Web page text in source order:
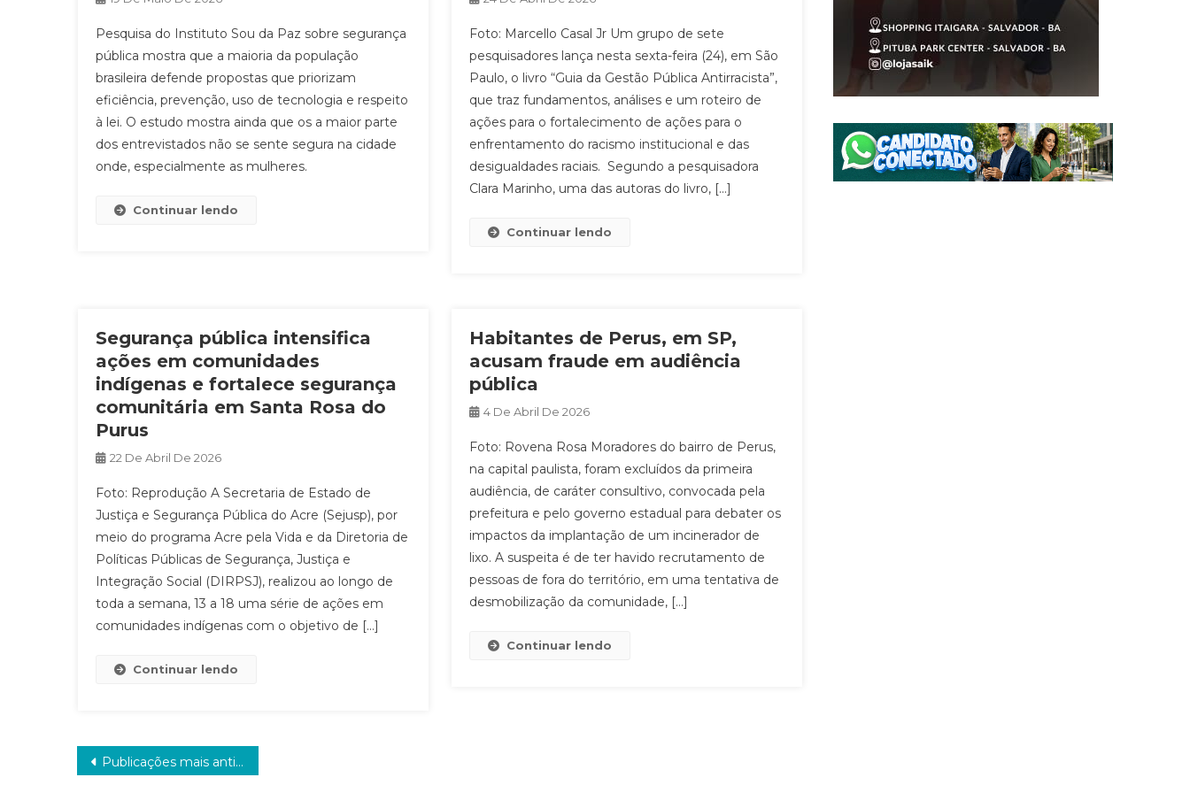
Pesquisa do Instituto Sou da Paz sobre segurança
pública mostra que a maioria da população
brasileira defende propostas que priorizam
eficiência, prevenção, uso de tecnologia e respeito
à lei. O estudo mostra ainda que os a maior parte
dos entrevistados não se sente segura na cidade
onde, especialmente as mulheres.
Continuar lendo
Foto: Marcello Casal Jr Um grupo de sete
pesquisadores lança nesta sexta-feira (24), em São
Paulo, o livro “Guia da Gestão Pública Antirracista”,
que traz fundamentos, análises e um roteiro de
ações para o fortalecimento de ações para o
enfrentamento do racismo institucional e das
desigualdades raciais. Segundo a pesquisadora
Clara Marinho, uma das autoras do livro, […]
Continuar lendo
Segurança pública intensifica
ações em comunidades
indígenas e fortalece segurança
comunitária em Santa Rosa do
Purus
22 De Abril De 2026
Foto: Reprodução A Secretaria de Estado de
Justiça e Segurança Pública do Acre (Sejusp), por
meio do programa Acre pela Vida e da Diretoria de
Políticas Públicas de Segurança, Justiça e
Integração Social (DIRPSJ), realizou ao longo de
toda a semana, 13 a 18 uma série de ações em
comunidades indígenas com o objetivo de […]
Continuar lendo
Habitantes de Perus, em SP,
acusam fraude em audiência
pública
4 De Abril De 2026
Foto: Rovena Rosa Moradores do bairro de Perus,
na capital paulista, foram excluídos da primeira
audiência, de caráter consultivo, convocada pela
prefeitura e pelo governo estadual para debater os
impactos da implantação de um incinerador de
lixo. A suspeita é de ter havido recrutamento de
pessoas de fora do território, em uma tentativa de
desmobilização da comunidade, […]
Continuar lendo
Navegação
Publicações mais antigas